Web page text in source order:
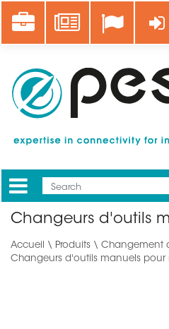
au
contenu
Career News Se
Mobile
Main
Changeurs d'outils
Accueil \ Produits \ Changement
Changeurs d'outils manuels pour